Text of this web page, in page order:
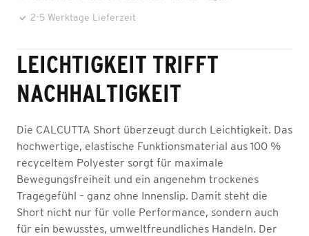
2-5 Werktage Lieferzeit
LEICHTIGKEIT TRIFFT
NACHHALTIGKEIT
Die CALCUTTA Short überzeugt durch Leichtigkeit. Das
hochwertige, elastische Funktionsmaterial aus 100 %
recyceltem Polyester sorgt für maximale
Bewegungsfreiheit und ein angenehm trockenes
Tragegefühl – ganz ohne Innenslip. Damit steht die
Short nicht nur für volle Performance, sondern auch
für ein bewusstes, umweltfreundliches Handeln. Der